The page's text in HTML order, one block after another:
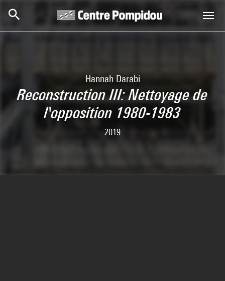
Hannah Darabi
Reconstruction III: Nettoyage de
l'opposition 1980-1983
2019